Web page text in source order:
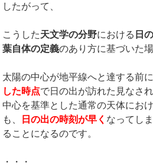
したがって、
こうした天文学の分野における 日
葉自体の定義のあり方に基づいた場
太陽の中心が地平線へと達する前に
した時点で日の出が訪れた見なさ
中心を基準とした通常の天体にお
も、
日の出の時刻が早く なってし
ることになるのです。
・・・